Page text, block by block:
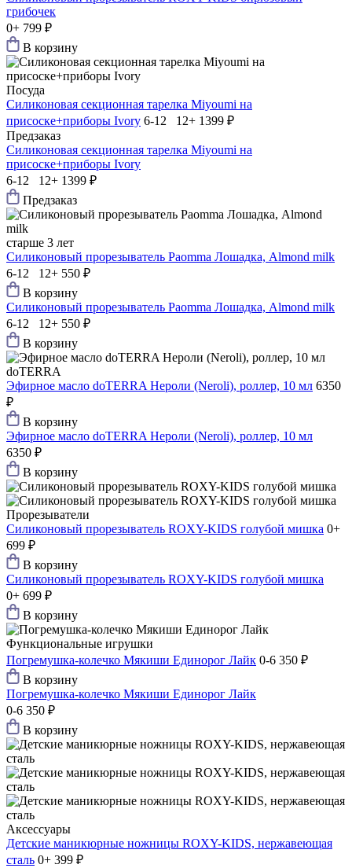
грибочек
0+ 799 ₽
В корзину
Посуда
Силиконовая секционная тарелка Мiyoumi на
присоске+приборы Ivory 6-12 12+ 1399 ₽
Предзаказ
Силиконовая секционная тарелка Мiyoumi на
присоске+приборы Ivory
6-12 12+ 1399 ₽
Предзаказ
старше 3 лет
Силиконовый прорезыватель Paomma Лошадка, Almond milk
6-12 12+ 550 ₽
В корзину
Силиконовый прорезыватель Paomma Лошадка, Almond milk
6-12 12+ 550 ₽
В корзину
doTERRA
Эфирное масло doTERRA Нероли (Neroli), роллер, 10 мл 6350
₽
В корзину
Эфирное масло doTERRA Нероли (Neroli), роллер, 10 мл
6350 ₽
В корзину
Прорезыватели
Силиконовый прорезыватель ROXY-KIDS голубой мишка 0+
699 ₽
В корзину
Силиконовый прорезыватель ROXY-KIDS голубой мишка
0+ 699 ₽
В корзину
Функциональные игрушки
Погремушка-колечко Мякиши Единорог Лайк 0-6 350 ₽
В корзину
Погремушка-колечко Мякиши Единорог Лайк
0-6 350 ₽
В корзину
Аксессуары
Детские маникюрные ножницы ROXY-KIDS, нержавеющая
сталь 0+ 399 ₽